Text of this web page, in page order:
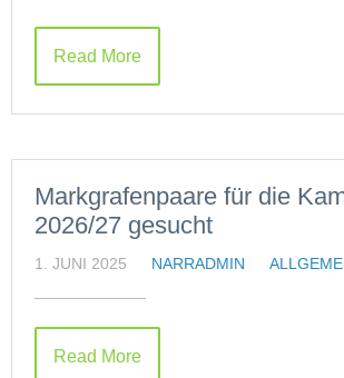
Read More
Markgrafenpaare für die
2026/27 gesucht
1. JUNI 2025 NARRADMIN
Read More